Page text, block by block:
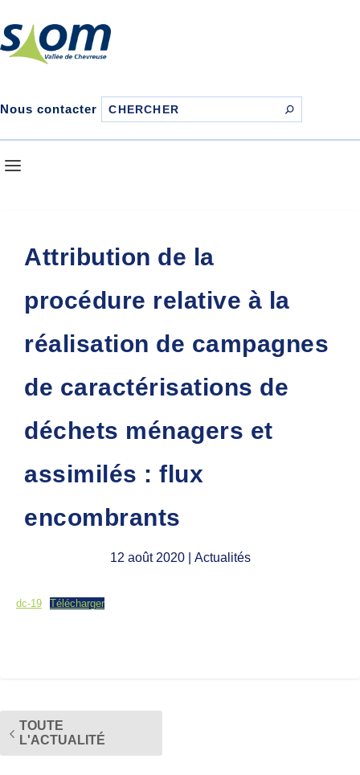
Nous contacter
Attribution de la
procédure relative à la
réalisation de campagnes
de caractérisations de
déchets ménagers et
assimilés : flux
encombrants
12 août 2020| Actualités
dc-19 Télécharger
TOUTE
L'ACTUALITÉ